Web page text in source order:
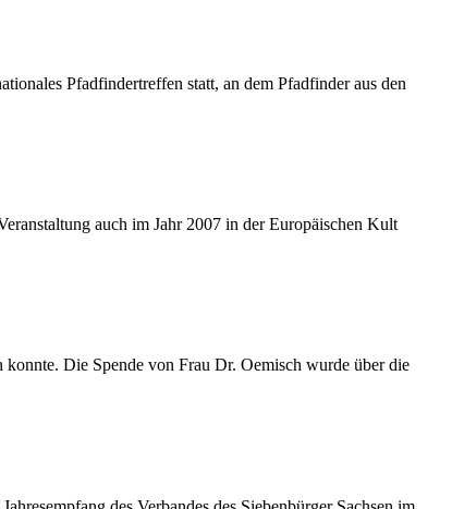
Pfadfindertreffen statt, an dem Pfadfinder aus den
auch im Jahr 2007 in der Europäischen Kult
Die Spende von Frau Dr. Oemisch wurde über die